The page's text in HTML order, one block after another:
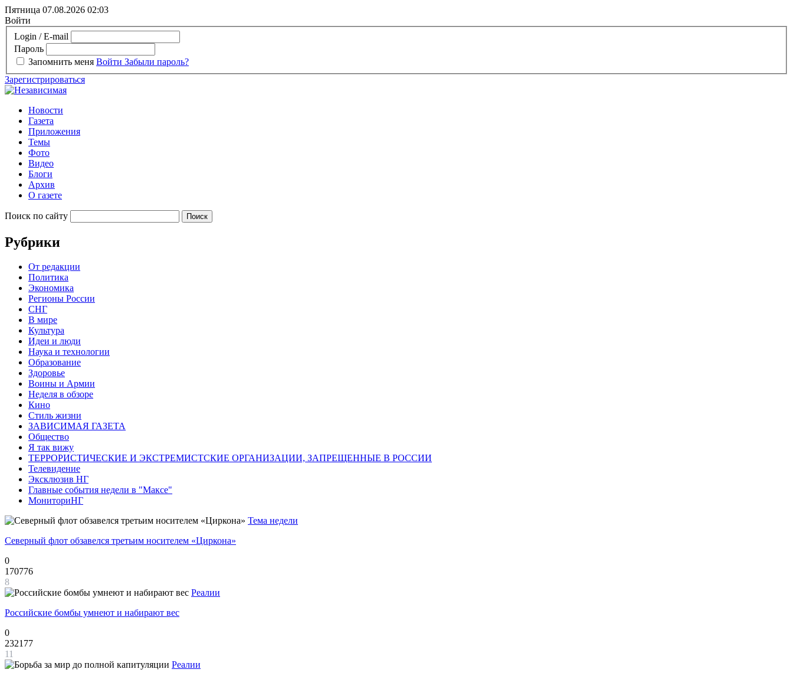
Пятница 07.08.2026 02:03
Войти
Login / E-mail
Пароль
Запомнить меня Войти Забыли пароль?
Зарегистрироваться
Новости
Газета
Приложения
Темы
Фото
Видео
Блоги
Архив
О газете
Поиск по сайту
Рубрики
От редакции
Политика
Экономика
Регионы России
СНГ
В мире
Культура
Идеи и люди
Наука и технологии
Образование
Здоровье
Воины и Армии
Неделя в обзоре
Кино
Стиль жизни
ЗАВИСИМАЯ ГАЗЕТА
Общество
Я так вижу
ТЕРРОРИСТИЧЕСКИЕ И ЭКСТРЕМИСТСКИЕ ОРГАНИЗАЦИИ, ЗАПРЕЩЕННЫЕ В РОССИИ
Телевидение
Эксклюзив НГ
Главные события недели в "Максе"
МониториНГ
Тема недели
Северный флот обзавелся третьим носителем «Циркона»
0
170776
8
Реалии
Российские бомбы умнеют и набирают вес
0
232177
11
Реалии